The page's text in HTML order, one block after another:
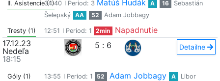
II. Asistencie (1)
34:40 I Period: 3 Matúš Hudák A 16
Sebastián
Šelepský
AA 52 Adam Jobbagy
Tresty (1) 12:51 I Period: 1 2min
Napadnutie
17.12.23
Nedeľa
18:15
5 : 6 Detailne
Góly (1) 13:55 I Period: 1 52 Adam Jobbagy A
Libor